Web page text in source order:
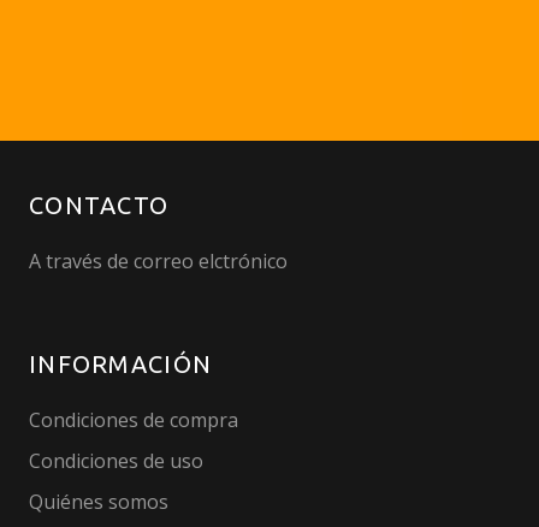
CONTACTO
A través de correo elctrónico
INFORMACIÓN
Condiciones de compra
Condiciones de uso
Quiénes somos